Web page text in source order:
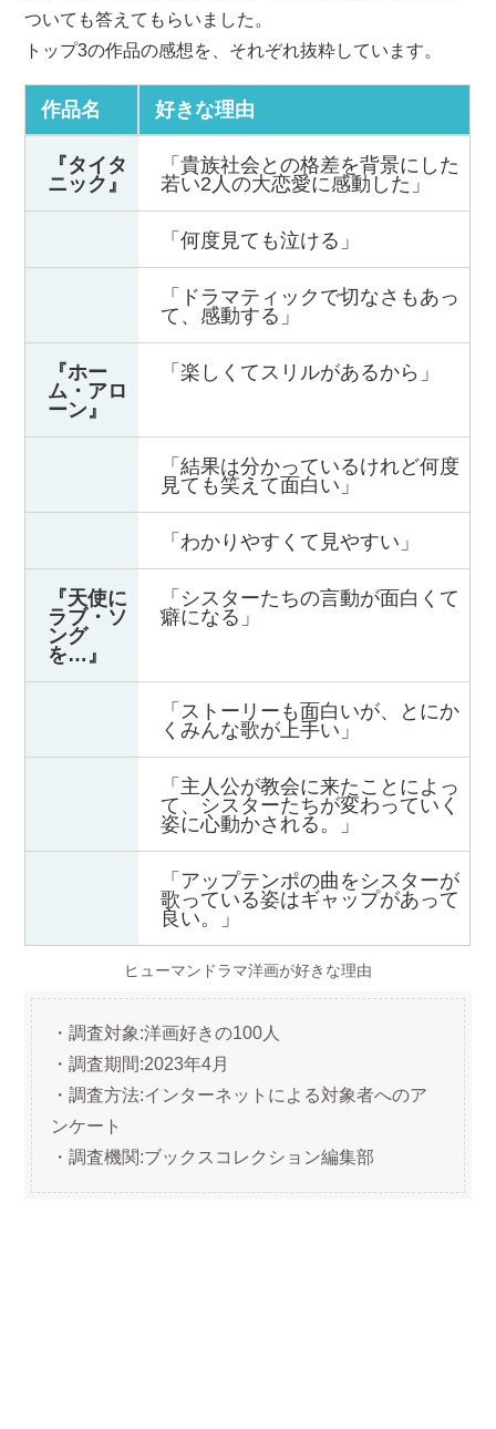
ついても答えてもらいました。
トップ3の作品の感想を、それぞれ抜粋しています。
作品名 好きな理由
『タイタ
ニック』
「貴族社会との格差を背景にした
若い2人の大恋愛に感動した」
「何度見ても泣ける」
「ドラマティックで切なさもあっ
て、感動する」
『ホー
ム・アロ
ーン』
「楽しくてスリルがあるから」
「結果は分かっているけれど何度
見ても笑えて面白い」
「わかりやすくて見やすい」
『天使に
ラブ・ソ
ング
を…』
「シスターたちの言動が面白くて
癖になる」
「ストーリーも面白いが、とにか
くみんな歌が上手い」
「主人公が教会に来たことによっ
て、シスターたちが変わっていく
姿に心動かされる。」
「アップテンポの曲をシスターが
歌っている姿はギャップがあって
良い。」
ヒューマンドラマ洋画が好きな理由
・調査対象:洋画好きの100人
・調査期間:2023年4月
・調査方法:インターネットによる対象者へのア
ンケート
・調査機関:ブックスコレクション編集部